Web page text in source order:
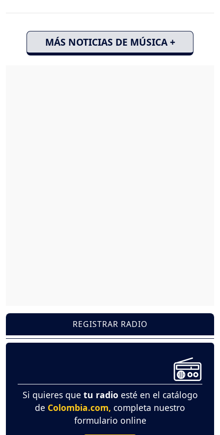
MÁS NOTICIAS DE MÚSICA +
REGISTRAR RADIO
Si quieres que tu radio esté en el catálogo
de Colombia.com, completa nuestro
formulario online